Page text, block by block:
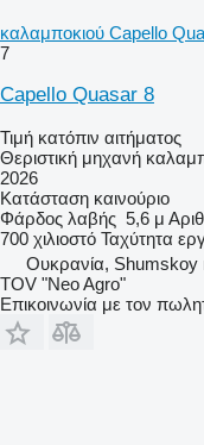
καλαμποκιού Capello
7
Capello Quasar 8
Τιμή κατόπιν αιτήματος
Θεριστική μηχανή
2026
Κατάσταση καινούριο
Φάρδος λαβής 5,6 μ
700 χιλιοστό Ταχύτητα
Ουκρανία, Shumskoy
TOV "Neo Agro"
Επικοινωνία με τον